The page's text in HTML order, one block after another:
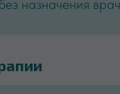
назначения